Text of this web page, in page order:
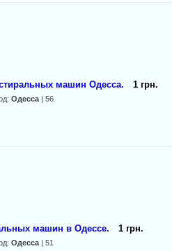
машин Одесса. 1 грн.
Одесса | 56
машин в Одессе. 1 грн.
Одесса | 51